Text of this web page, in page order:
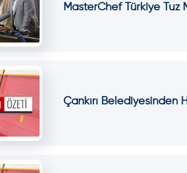
MasterChef Türkiye Tuz
Çankırı Belediyesinden